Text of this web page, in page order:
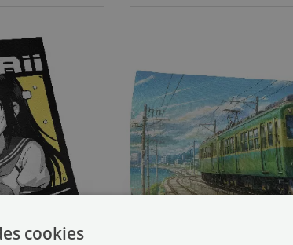
cookies